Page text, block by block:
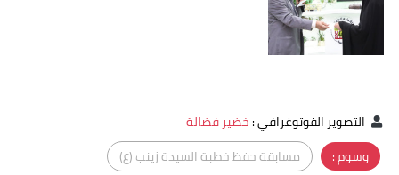
التصوير الفوتوغرافي:خضير فضالة
وسوم :
مسابقة حفظ خطبة السيدة زينب (ع)